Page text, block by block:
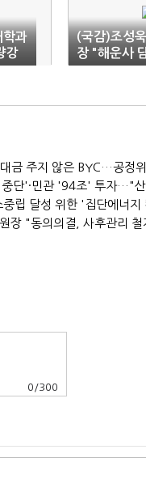
학과
강
(국감)조성
장 "해운사
원칙대로 처
금 주지 않은 BYC…공정
립 달성 위한 '집단에너지
장 "동의의결, 사후관리 철
0 /300